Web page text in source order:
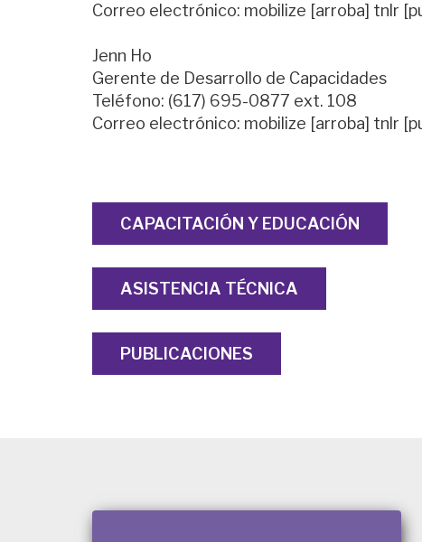
Correo electrónico: mobilize [arroba] tnlr
Jenn Ho
Gerente de Desarrollo de Capacidades
Teléfono: (617) 695-0877 ext. 108
Correo electrónico: mobilize [arroba] tnlr
CAPACITACIÓN Y EDUCACIÓN
ASISTENCIA TÉCNICA
PUBLICACIONES